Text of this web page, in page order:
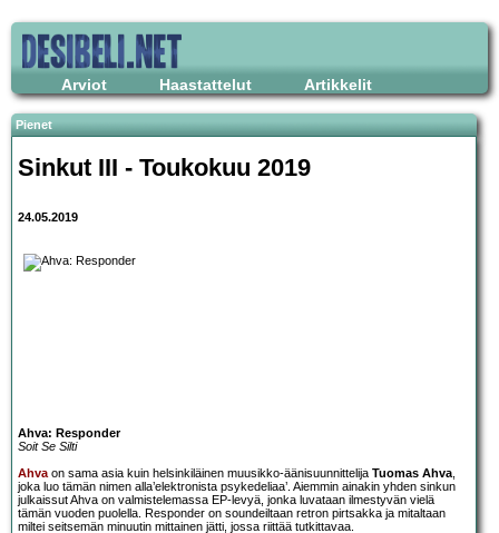
Arviot Haastattelut Artikkelit
Pienet
Sinkut III - Toukokuu 2019
24.05.2019
Ahva: Responder
Soit Se Silti
Ahvaon sama asia kuin helsinkiläinen muusikko-äänisuunnittelija Tuomas Ahva,
joka luo tämän nimen alla’elektronista psykedeliaa’. Aiemmin ainakin yhden sinkun
julkaissut Ahva on valmistelemassa EP-levyä, jonka luvataan ilmestyvän vielä
tämän vuoden puolella. Responder on soundeiltaan retron pirtsakka ja mitaltaan
miltei seitsemän minuutin mittainen jätti, jossa riittää tutkittavaa.